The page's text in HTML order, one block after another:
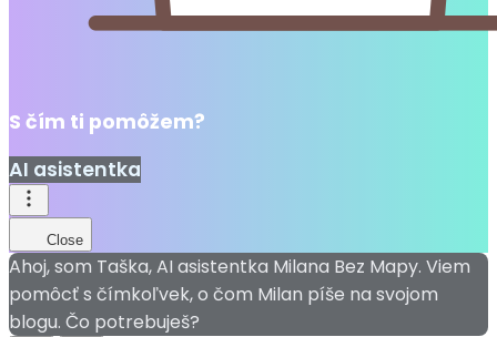
S čím ti pomôžem?
AI asistentka
Close
Ahoj, som Taška, AI asistentka Milana Bez Mapy. Viem
pomôcť s čímkoľvek, o čom Milan píše na svojom
blogu. Čo potrebuješ?